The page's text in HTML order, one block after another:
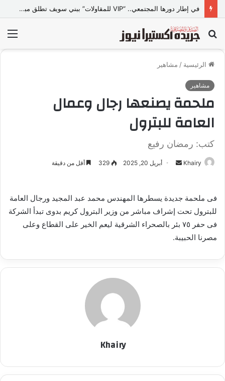
في إطار دورها المجتمعي.. “VIP للمقاولات” ببني سويف تطلق مبادرة “تعالي أقدم على تصالح” بالمجان
بحث
عن
الرئيسية / مشاهير
مشاهير
ملحمة يصنعها رجال وعمال
العامة للبترول
كتب: رمضان رفيع
Khairy
ل
ا
ا
أبريل 20, 2025 329 أقل من دقيقة
فى ملحمة جديدة يسطرها المهندس محمد عبد المجيد ورجال العامة
للبترول تحت إشراف مباشر من وزير البترول كريم بدوى تبدأ الشركة
فى حفر ٧٥ بئر بالصحراء الشرقية ليعم الخير على القطاع وعلى
مصرنا الحبيبة.
Khairy